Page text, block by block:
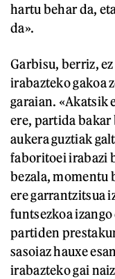
hartu behar da,
da».
Garbisu, berriz,
irabazteko gakoa
garaian. «Akatsik
ere, partida bakar
aukera guztiak
faboritoei irabazi
bezala, momentu
ere garrantzitsua
funtsezkoa
partiden
sasoiaz hauxe
irabazteko gai